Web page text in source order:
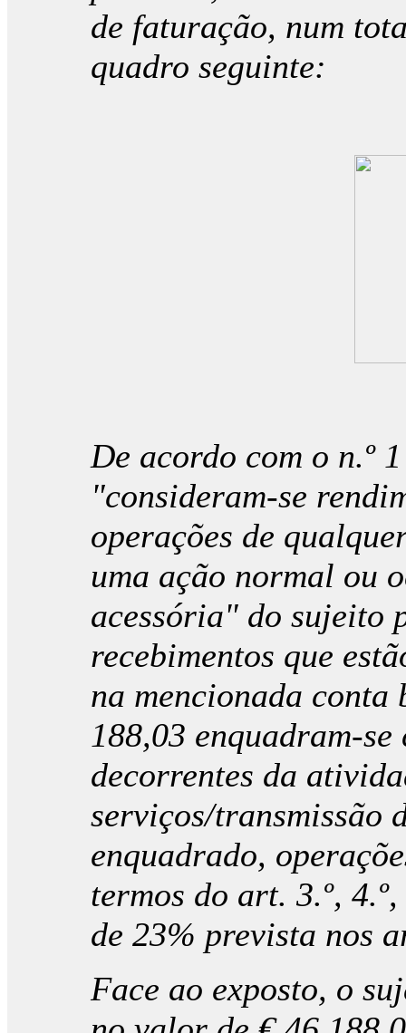
de faturação, num
quadro seguinte:
De acordo com o n.º
"consideram-se
operações de
uma ação normal ou
acessória" do sujeito
recebimentos que
na mencionada conta
188,03 enquadram-
decorrentes da
serviços/transmissão
enquadrado,
termos do art. 3.º,
de 23% prevista nos
Face ao exposto, o